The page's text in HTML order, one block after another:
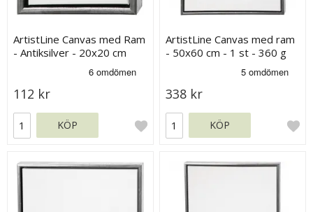
ArtistLine Canvas med Ram
- Antiksilver - 20x20 cm
112 kr
KÖP
ArtistLine Canvas med ram
- 50x60 cm - 1 st - 360 g
338 kr
KÖP